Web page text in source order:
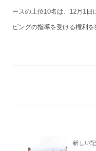
ースの上位10名は、12月1
ビングの指導を受ける権利を
新しい